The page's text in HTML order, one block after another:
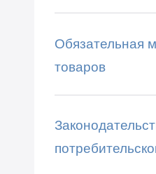
Обязательная
товаров